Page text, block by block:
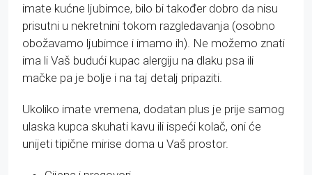
imate kućne ljubimce, bilo bi također dobro da nisu
prisutni u nekretnini tokom razgledavanja (osobno
obožavamo ljubimce i imamo ih). Ne možemo znati
ima li Vaš budući kupac alergiju na dlaku psa ili
mačke pa je bolje i na taj detalj pripaziti.
Ukoliko imate vremena, dodatan plus je prije samog
ulaska kupca skuhati kavu ili ispeći kolač, oni će
unijeti tipične mirise doma u Vaš prostor.